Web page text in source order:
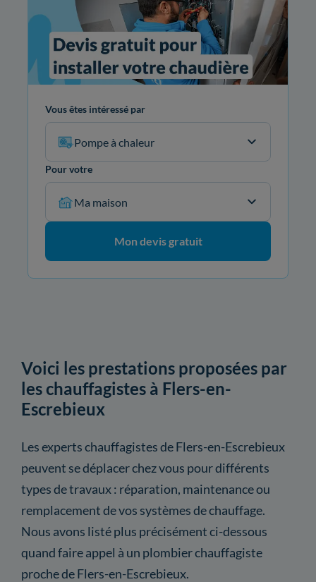
Vous êtes intéressé par
Pompe à chaleur
Pour votre
Ma maison
Mon devis gratuit
Voici les prestations proposées par
les chauffagistes à Flers-en-
Escrebieux
Les experts chauffagistes de Flers-en-Escrebieux
peuvent se déplacer chez vous pour différents
types de travaux : réparation, maintenance ou
remplacement de vos systèmes de chauffage.
Nous avons listé plus précisément ci-dessous
quand faire appel à un plombier chauffagiste
proche de Flers-en-Escrebieux.